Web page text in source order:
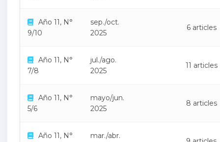
Año 11, N°
9/10
sep./oct.
2025
6 articles
Año 11, N°
7/8
jul./ago.
2025
11 articles
Año 11, N°
5/6
mayo/jun.
2025
8 articles
Año 11, N°
mar./abr.